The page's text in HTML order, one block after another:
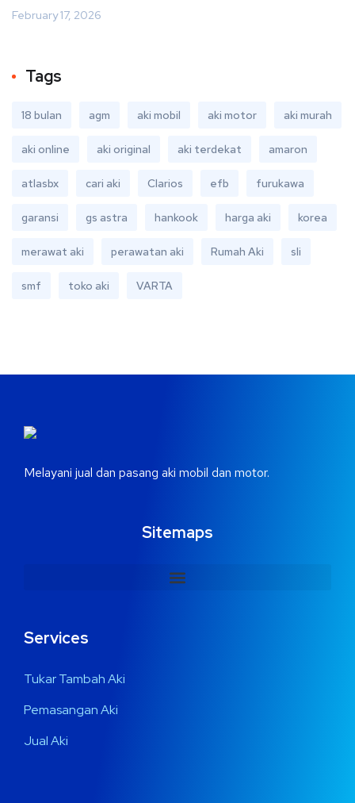
February 17, 2026
Tags
18 bulan agm aki mobil aki motor aki murah
aki online aki original aki terdekat amaron
atlasbx cari aki Clarios efb furukawa
garansi gs astra hankook harga aki korea
merawat aki perawatan aki Rumah Aki sli
smf toko aki VARTA
Melayani jual dan pasang aki mobil dan motor.
Sitemaps
Services
Tukar Tambah Aki
Pemasangan Aki
Jual Aki